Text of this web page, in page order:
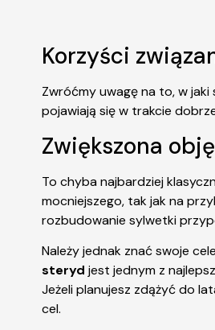
Korzyści
Zwróćmy uwagę na to, w
pojawiają się w trakcie
Zwiększona
To chyba najbardziej
mocniejszego, tak jak na
rozbudowanie sylwetki
Należy jednak znać swoje
steryd jest jednym z
Jeżeli planujesz zdążyć do
cel.